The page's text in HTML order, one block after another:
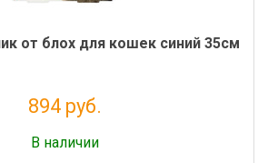
от блох для кошек синий 35см
894 руб.
В наличии